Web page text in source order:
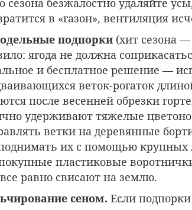
сезона безжалостно удаляйте
в «газон», вентиляция
подпорки(хит сезона —
ягода не должна
и бесплатное решение —
веток-рогаток
после весенней обрезки
удерживают тяжелые
ветки на деревянные
их с помощью крупных
пластиковые
равно свисают на землю.
сеном. Если